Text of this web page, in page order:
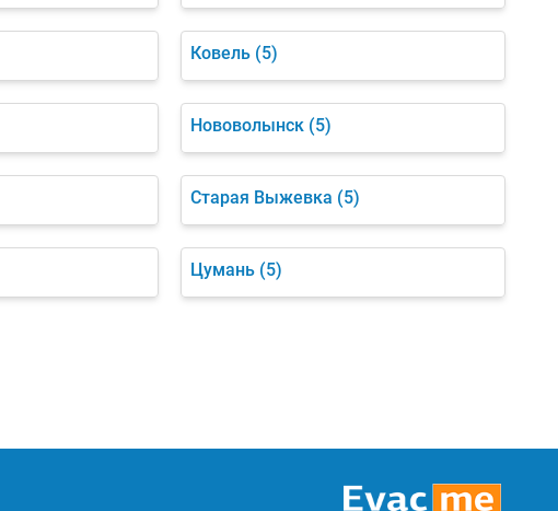
Ковель (5)
Нововолынск (5)
Старая Выжевка (5)
Цумань (5)